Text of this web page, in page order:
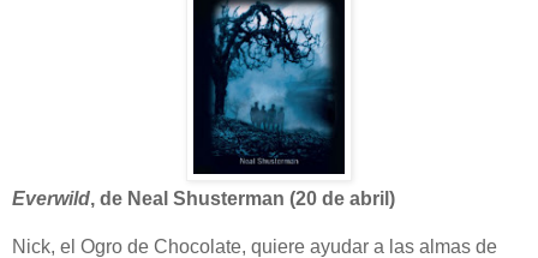
Everwild, de Neal Shusterman (20 de abril)
Nick, el Ogro de Chocolate, quiere ayudar a las almas de